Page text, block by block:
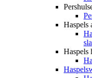
Haspels
Haspels